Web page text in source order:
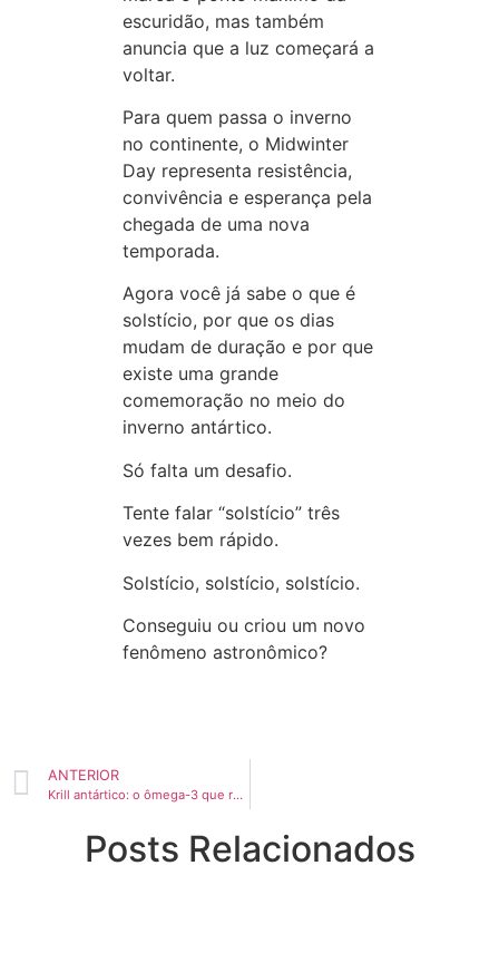
escuridão, mas também
anuncia que a luz começará a
voltar.
Para quem passa o inverno
no continente, o Midwinter
Day representa resistência,
convivência e esperança pela
chegada de uma nova
temporada.
Agora você já sabe o que é
solstício, por que os dias
mudam de duração e por que
existe uma grande
comemoração no meio do
inverno antártico.
Só falta um desafio.
Tente falar “solstício” três
vezes bem rápido.
Solstício, solstício, solstício.
Conseguiu ou criou um novo
fenômeno astronômico?
ANTERIOR
Krill antártico: o ômega-3 que rouba comida da Antártica
Posts Relacionados